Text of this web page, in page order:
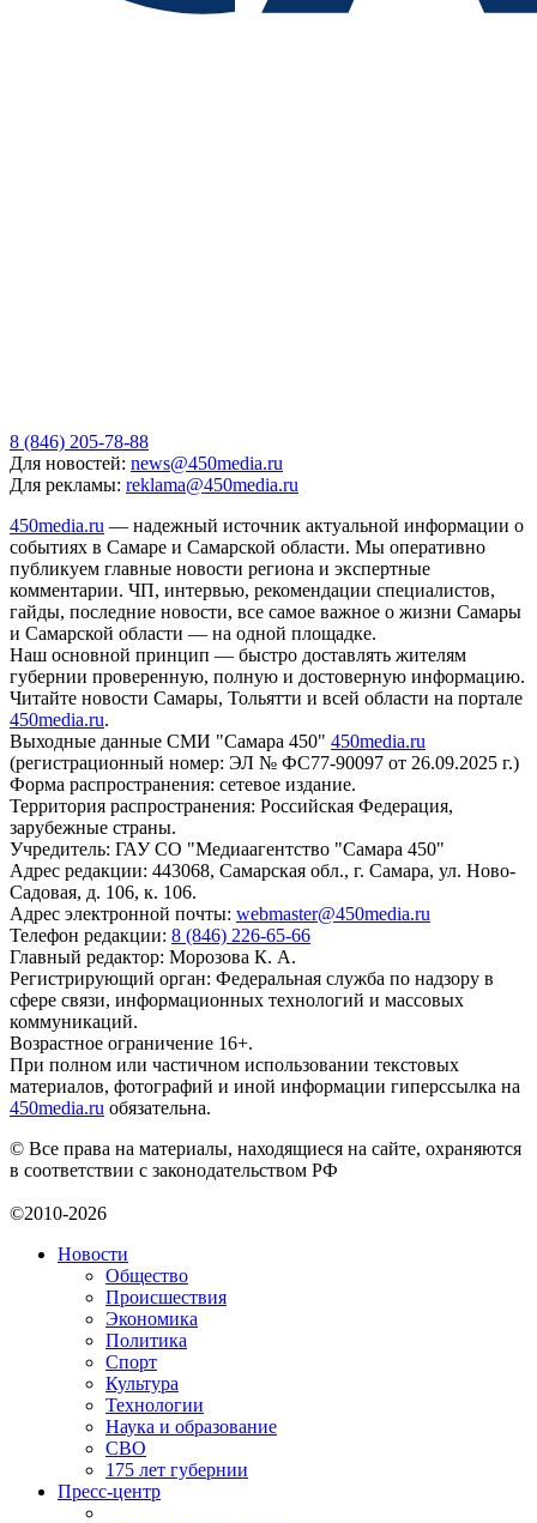
8 (846) 205-78-88
Для новостей: news@450media.ru
Для рекламы: reklama@450media.ru
450media.ru — надежный источник актуальной информации о
событиях в Самаре и Самарской области. Мы оперативно
публикуем главные новости региона и экспертные
комментарии. ЧП, интервью, рекомендации специалистов,
гайды, последние новости, все самое важное о жизни Самары
и Самарской области — на одной площадке.
Наш основной принцип — быстро доставлять жителям
губернии проверенную, полную и достоверную информацию.
Читайте новости Самары, Тольятти и всей области на портале
450media.ru.
Выходные данные СМИ "Самара 450" 450media.ru
(регистрационный номер: ЭЛ № ФС77-90097 от 26.09.2025 г.)
Форма распространения: сетевое издание.
Территория распространения: Российская Федерация,
зарубежные страны.
Учредитель: ГАУ СО "Медиаагентство "Самара 450"
Адрес редакции: 443068, Самарская обл., г. Самара, ул. Ново-
Садовая, д. 106, к. 106.
Адрес электронной почты: webmaster@450media.ru
Телефон редакции: 8 (846) 226-65-66
Главный редактор: Морозова К. А.
Регистрирующий орган: Федеральная служба по надзору в
сфере связи, информационных технологий и массовых
коммуникаций.
Возрастное ограничение 16+.
При полном или частичном использовании текстовых
материалов, фотографий и иной информации гиперссылка на
450media.ru обязательна.
© Все права на материалы, находящиеся на сайте, охраняются
в соответствии с законодательством РФ
©2010-2026
Новости
Общество
Происшествия
Экономика
Политика
Спорт
Культура
Технологии
Наука и образование
СВО
175 лет губернии
Пресс-центр